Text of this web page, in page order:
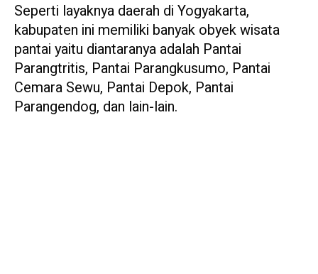
Seperti layaknya daerah di Yogyakarta,
kabupaten ini memiliki banyak obyek wisata
pantai yaitu diantaranya adalah Pantai
Parangtritis, Pantai Parangkusumo, Pantai
Cemara Sewu, Pantai Depok, Pantai
Parangendog, dan lain-lain.